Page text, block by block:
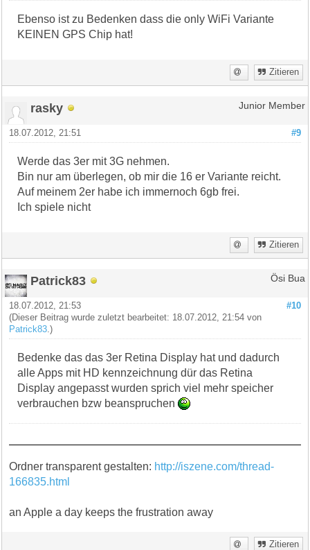
Ebenso ist zu Bedenken dass die only WiFi Variante
KEINEN GPS Chip hat!
Zitieren
rasky Junior Member
#9
18.07.2012, 21:51
Werde das 3er mit 3G nehmen.
Bin nur am überlegen, ob mir die 16 er Variante reicht.
Auf meinem 2er habe ich immernoch 6gb frei.
Ich spiele nicht
Zitieren
Patrick83 Ösi Bua
#10
18.07.2012, 21:53
(Dieser Beitrag wurde zuletzt bearbeitet: 18.07.2012, 21:54 von
Patrick83 .)
Bedenke das das 3er Retina Display hat und dadurch
alle Apps mit HD kennzeichnung dür das Retina
Display angepasst wurden sprich viel mehr speicher
verbrauchen bzw beanspruchen
Ordner transparent gestalten: http://iszene.com/thread-
166835.html
an Apple a day keeps the frustration away
Zitieren